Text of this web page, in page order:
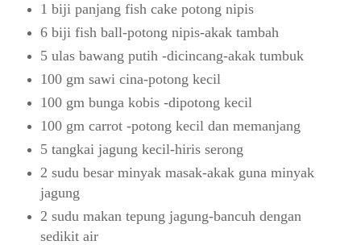
1 biji panjang fish cake potong nipis
6 biji fish ball-potong nipis-akak tambah
5 ulas bawang putih -dicincang-akak tumbuk
100 gm sawi cina-potong kecil
100 gm bunga kobis -dipotong kecil
100 gm carrot -potong kecil dan memanjang
5 tangkai jagung kecil-hiris serong
2 sudu besar minyak masak-akak guna minyak
jagung
2 sudu makan tepung jagung-bancuh dengan
sedikit air